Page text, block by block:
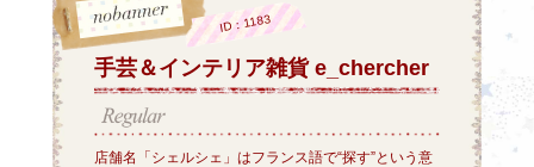
手芸＆インテリア雑貨 e_chercher
ID：1183
店舗名「シェルシェ」はフランス語で“探す”という意